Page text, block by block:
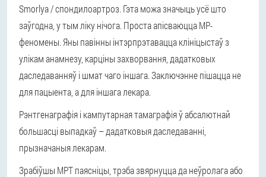
Smorlya / спондилоартроз. Гэта можа значыць усё што
заўгодна, у тым ліку нічога. Проста апісваюцца МР-
феномены. Яны павінны інтэрпрэтавацца клініцыстаў з
улікам анамнезу, карціны захворвання, дадатковых
даследаванняў і шмат чаго іншага. Заключэнне пішацца не
для пацыента, а для іншага лекара.
Рэнтгенаграфія і кампутарная тамаграфія ў абсалютнай
большасці выпадкаў – дадатковыя даследаванні,
прызначаныя лекарам.
Зрабіўшы МРТ паясніцы, трэба звярнуцца да неўролага або